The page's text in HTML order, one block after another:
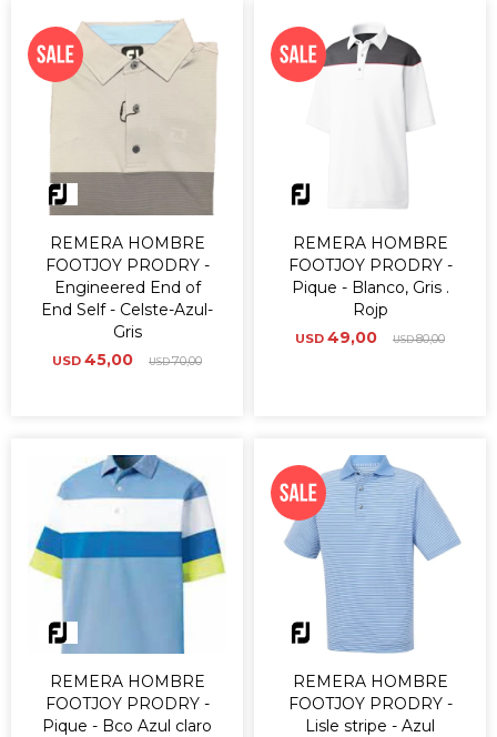
REMERA HOMBRE
FOOTJOY PRODRY -
Engineered End of
End Self - Celste-Azul-
Gris
USD 45,00 USD70,00
REMERA HOMBRE
FOOTJOY PRODRY -
Pique - Blanco, Gris .
Rojp
USD 49,00 USD80,00
REMERA HOMBRE
FOOTJOY PRODRY -
Pique - Bco Azul claro
REMERA HOMBRE
FOOTJOY PRODRY -
Lisle stripe - Azul